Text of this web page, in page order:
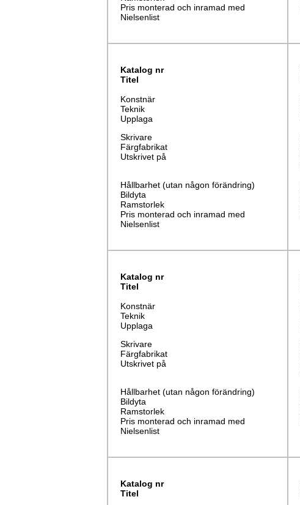
Pris monterad och inramad med
Nielsenlist
Katalog nr
Titel
Konstnär
Teknik
Upplaga
Skrivare
Färgfabrikat
Utskrivet på
Hållbarhet (utan någon förändring)
Bildyta
Ramstorlek
Pris monterad och inramad med
Nielsenlist
Katalog nr
Titel
Konstnär
Teknik
Upplaga
Skrivare
Färgfabrikat
Utskrivet på
Hållbarhet (utan någon förändring)
Bildyta
Ramstorlek
Pris monterad och inramad med
Nielsenlist
Katalog nr
Titel